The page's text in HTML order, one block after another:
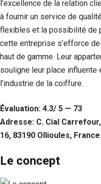
l’excellence de la relation
à fournir un service de
flexibles et la possibilité de
cette entreprise s’efforce
haut de gamme. Leur
souligne leur place influente
l’industrie de la coiffure.
Évaluation: 4.3/ 5 — 73
Adresse: C. Cial
16, 83190 Ollioules, France
Le concept